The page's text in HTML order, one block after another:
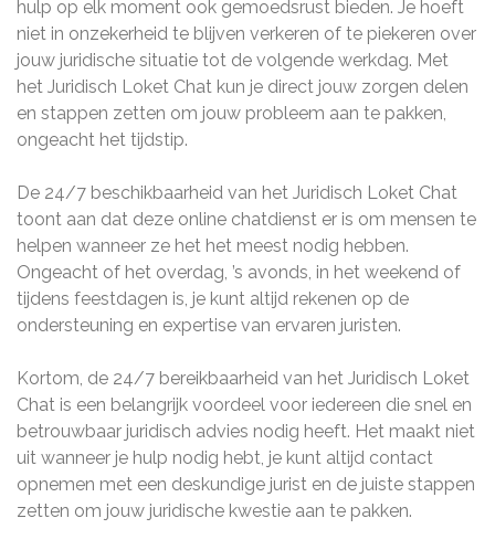
hulp op elk moment ook gemoedsrust bieden. Je hoeft
niet in onzekerheid te blijven verkeren of te piekeren over
jouw juridische situatie tot de volgende werkdag. Met
het Juridisch Loket Chat kun je direct jouw zorgen delen
en stappen zetten om jouw probleem aan te pakken,
ongeacht het tijdstip.
De 24/7 beschikbaarheid van het Juridisch Loket Chat
toont aan dat deze online chatdienst er is om mensen te
helpen wanneer ze het het meest nodig hebben.
Ongeacht of het overdag, ’s avonds, in het weekend of
tijdens feestdagen is, je kunt altijd rekenen op de
ondersteuning en expertise van ervaren juristen.
Kortom, de 24/7 bereikbaarheid van het Juridisch Loket
Chat is een belangrijk voordeel voor iedereen die snel en
betrouwbaar juridisch advies nodig heeft. Het maakt niet
uit wanneer je hulp nodig hebt, je kunt altijd contact
opnemen met een deskundige jurist en de juiste stappen
zetten om jouw juridische kwestie aan te pakken.